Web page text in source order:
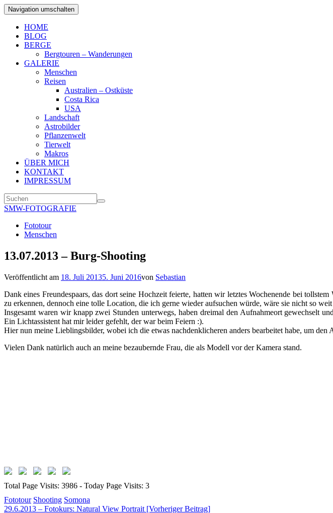
Navigation umschalten
HOME
BLOG
BERGE
Bergtouren – Wanderungen
GALERIE
Menschen
Reisen
Australien – Ostküste
Costa Rica
USA
Landschaft
Astrobilder
Pflanzenwelt
Tierwelt
Makros
ÜBER MICH
KONTAKT
IMPRESSUM
SMW-FOTOGRAFIE
Fototour
Menschen
13.07.2013 – Burg-Shooting
Veröffentlicht am 18. Juli 20135. Juni 2016von Sebastian
Dank eines Freundespaars, das dort seine Hochzeit feierte, hatten wir letztes Wochenende bei
zu erkennen, dennoch eine tolle Location, die ich gerne wieder aufsuchen würde, wäre sie nicht so
Insgesamt waren wir knapp zwei Stunden unterwegs, haben dreimal den Aufnahmeort
Ein Lichtassistent hat mir leider gefehlt, der war beim Feiern :).
Hier nun meine Lieblingsbilder, wobei ich die etwas nachdenklicheren anders bearbeitet habe, um
Vielen Dank natürlich auch an meine bezaubernde Frau, die als Modell vor der Kamera stand.
Total Page Visits: 3986 - Today Page Visits: 3
Fototour Shooting Somona
29.6.2013 – Fotokurs: Natural View Portrait [Vorheriger Beitrag]